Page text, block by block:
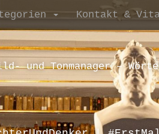
Kontakt &
und Tonmanager –